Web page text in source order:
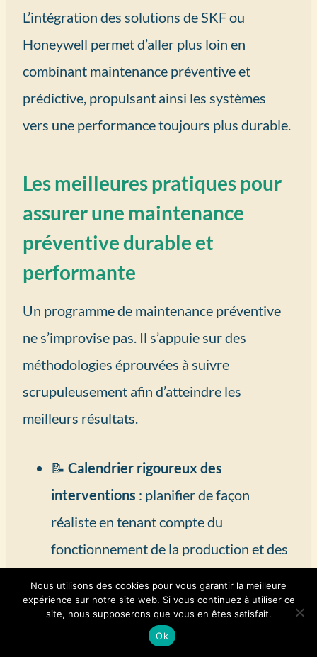
L’intégration des solutions de SKF ou
Honeywell permet d’aller plus loin en
combinant maintenance préventive et
prédictive, propulsant ainsi les systèmes
vers une performance toujours plus durable.
Les meilleures pratiques pour
assurer une maintenance
préventive durable et
performante
Un programme de maintenance préventive
ne s’improvise pas. Il s’appuie sur des
méthodologies éprouvées à suivre
scrupuleusement afin d’atteindre les
meilleurs résultats.
📝 Calendrier rigoureux des
interventions : planifier de façon
réaliste en tenant compte du
fonctionnement de la production et des
🎓Formation continue des équipes:
entretenir et développer les
Nous utilisons des cookies pour vous garantir la meilleure
expérience sur notre site web. Si vous continuez à utiliser ce
site, nous supposerons que vous en êtes satisfait.
Ok